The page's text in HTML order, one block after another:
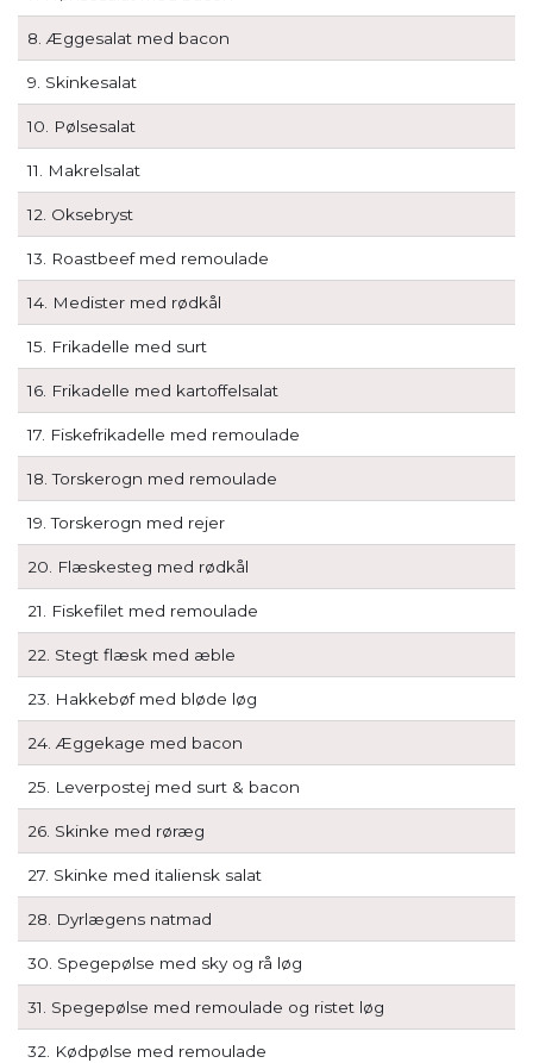
8. Æggesalat med bacon
9. Skinkesalat
10. Pølsesalat
11. Makrelsalat
12. Oksebryst
13. Roastbeef med remoulade
14. Medister med rødkål
15. Frikadelle med surt
16. Frikadelle med kartoffelsalat
17. Fiskefrikadelle med remoulade
18. Torskerogn med remoulade
19. Torskerogn med rejer
20. Flæskesteg med rødkål
21. Fiskefilet med remoulade
22. Stegt flæsk med æble
23. Hakkebøf med bløde løg
24. Æggekage med bacon
25. Leverpostej med surt & bacon
26. Skinke med røræg
27. Skinke med italiensk salat
28. Dyrlægens natmad
30. Spegepølse med sky og rå løg
31. Spegepølse med remoulade og ristet løg
32. Kødpølse med remoulade